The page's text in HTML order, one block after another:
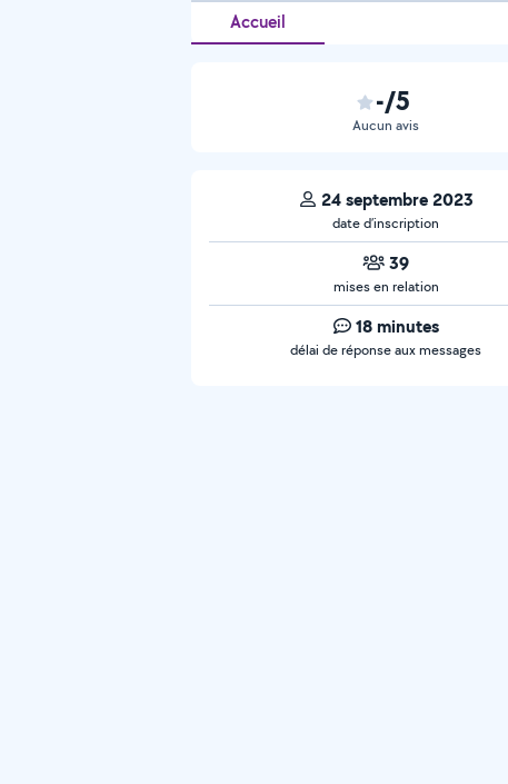
Accueil
-/5
Aucun avis
24 septembre 2023
date d’inscription
39
mises en relation
18 minutes
délai de réponse aux messages